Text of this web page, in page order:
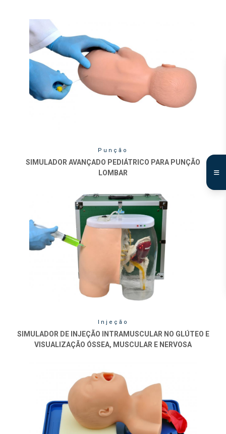
Punção
SIMULADOR AVANÇADO PEDIÁTRICO PARA PUNÇÃO
LOMBAR
Injeção
SIMULADOR DE INJEÇÃO INTRAMUSCULAR NO GLÚTEO E
VISUALIZAÇÃO ÓSSEA, MUSCULAR E NERVOSA